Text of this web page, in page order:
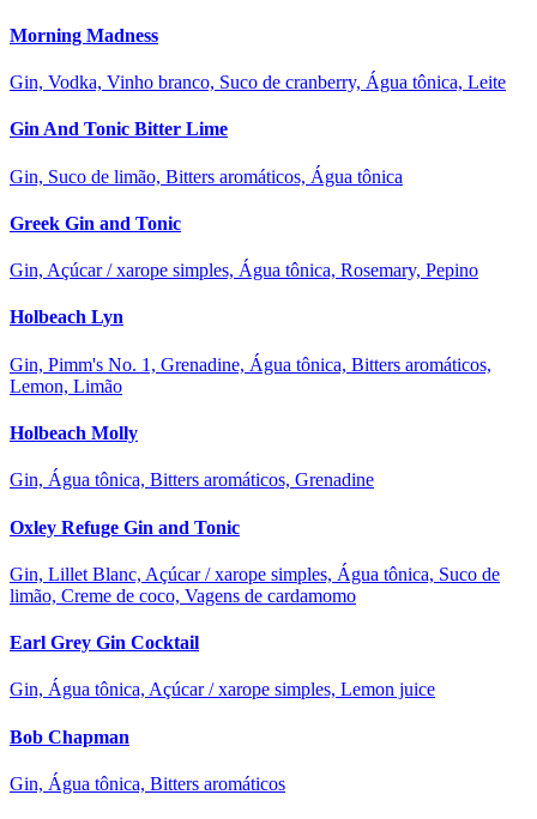
Morning Madness
Gin, Vodka, Vinho branco, Suco de cranberry, Água tônica, Leite
Gin And Tonic Bitter Lime
Gin, Suco de limão, Bitters aromáticos, Água tônica
Greek Gin and Tonic
Gin, Açúcar / xarope simples, Água tônica, Rosemary, Pepino
Holbeach Lyn
Gin, Pimm's No. 1, Grenadine, Água tônica, Bitters aromáticos,
Lemon, Limão
Holbeach Molly
Gin, Água tônica, Bitters aromáticos, Grenadine
Oxley Refuge Gin and Tonic
Gin, Lillet Blanc, Açúcar / xarope simples, Água tônica, Suco de
limão, Creme de coco, Vagens de cardamomo
Earl Grey Gin Cocktail
Gin, Água tônica, Açúcar / xarope simples, Lemon juice
Bob Chapman
Gin, Água tônica, Bitters aromáticos